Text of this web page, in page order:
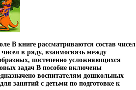
В книге рассматриваются состав чисел
чисел в ряду, взаимосвязь между
постепенно усложняющихся
задач В пособие включены
воспитателям дошкольных
занятий с детьми по подготовке к